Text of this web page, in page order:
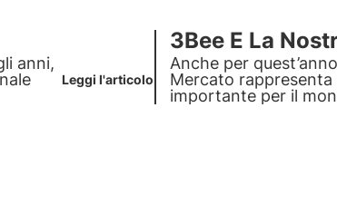
anni,
Leggi l'articolo
3Bee E La
Anche per
Mercato
importante per il